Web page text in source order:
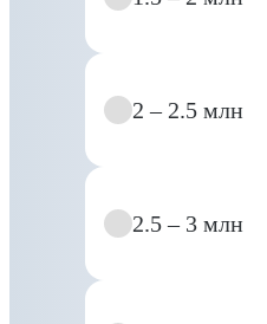
2 – 2.5 млн
2.5 – 3 млн